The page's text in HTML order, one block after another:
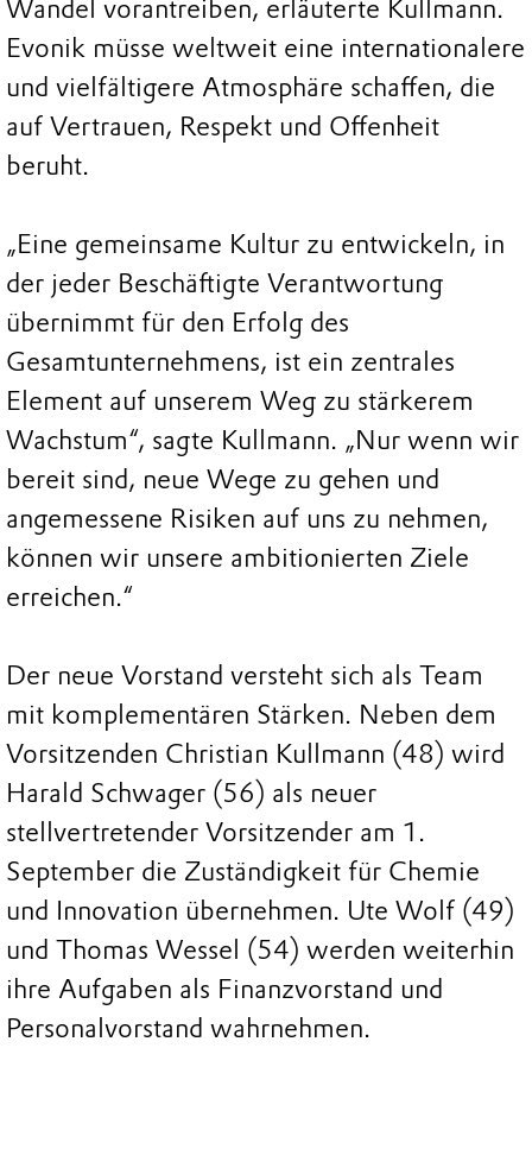
Wandel vorantreiben, erläuterte Kullmann.
Evonik müsse weltweit eine internationalere
und vielfältigere Atmosphäre schaffen, die
auf Vertrauen, Respekt und Offenheit
beruht.
„Eine gemeinsame Kultur zu entwickeln, in
der jeder Beschäftigte Verantwortung
übernimmt für den Erfolg des
Gesamtunternehmens, ist ein zentrales
Element auf unserem Weg zu stärkerem
Wachstum“, sagte Kullmann. „Nur wenn wir
bereit sind, neue Wege zu gehen und
angemessene Risiken auf uns zu nehmen,
können wir unsere ambitionierten Ziele
erreichen.“
Der neue Vorstand versteht sich als Team
mit komplementären Stärken. Neben dem
Vorsitzenden Christian Kullmann (48) wird
Harald Schwager (56) als neuer
stellvertretender Vorsitzender am 1.
September die Zuständigkeit für Chemie
und Innovation übernehmen. Ute Wolf (49)
und Thomas Wessel (54) werden weiterhin
ihre Aufgaben als Finanzvorstand und
Personalvorstand wahrnehmen.